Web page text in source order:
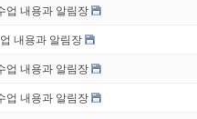
업 내용과 알림장
내용과 알림장
업 내용과 알림장
업 내용과 알림장